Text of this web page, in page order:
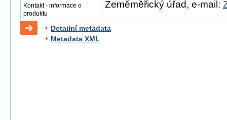
Kontakt - informace o
produktu
Zeměměřický úřad, e-mail:
Detailní metadata
Metadata XML